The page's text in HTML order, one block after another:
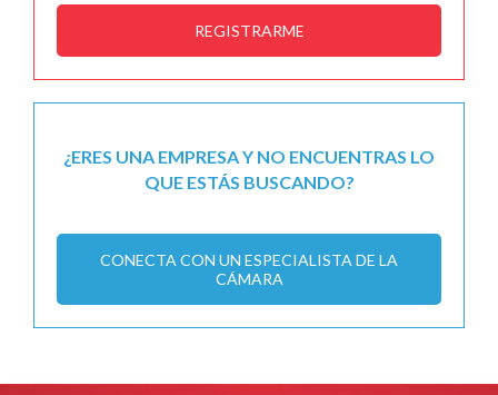
REGISTRARME
¿ERES UNA EMPRESA Y NO ENCUENTRAS LO
QUE ESTÁS BUSCANDO?
CONECTA CON UN ESPECIALISTA DE LA
CÁMARA